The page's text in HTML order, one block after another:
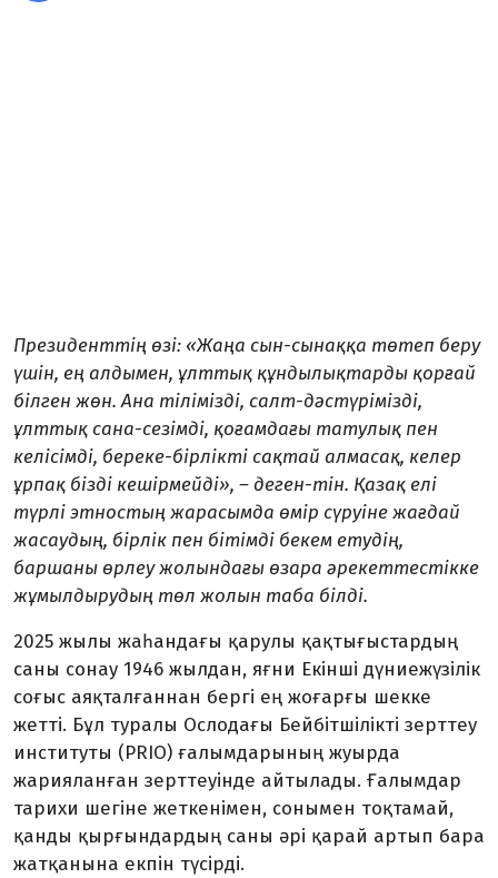
Президенттің өзі: «Жаңа сын-сынаққа төтеп беру
үшін, ең алдымен, ұлттық құндылықтарды қорғай
білген жөн. Ана тілімізді, салт-дәстүрімізді,
ұлттық сана-сезімді, қоғамдағы татулық пен
келісімді, береке-бірлікті сақтай алмасақ, келер
ұрпақ бізді кешірмейді», – деген-тін. Қазақ елі
түрлі этностың жарасымда өмір сүруіне жағдай
жасаудың, бірлік пен бітімді бекем етудің,
баршаны өрлеу жолындағы өзара әрекеттестікке
жұмылдырудың төл жолын таба білді.
2025 жылы жаһандағы қарулы қақ­ты­ғыстардың
саны сонау 1946 жылдан, яғни Екінші дүниежүзілік
соғыс аяқтал­ған­нан бергі ең жоғарғы шекке
жетті. Бұл туралы Ослодағы Бейбітшілікті зерт­теу
институты (PRIO) ғалымдары­ның жуырда
жарияланған зерттеуінде айтылады. Ғалымдар
тарихи шегіне жет­кенімен, сонымен тоқтамай,
қанды қырғындардың саны әрі қарай артып бара
жатқанына екпін түсірді.